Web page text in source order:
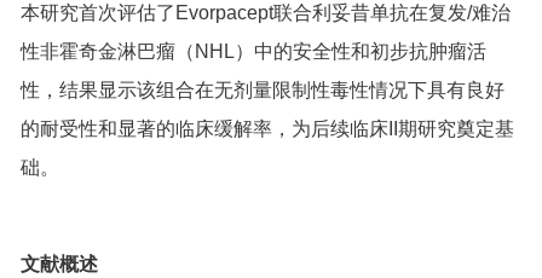
本研究首次评估了Evorpacept联合利妥昔单抗在复发/难治
性非霍奇金淋巴瘤（NHL）中的安全性和初步抗肿瘤活
性，结果显示该组合在无剂量限制性毒性情况下具有良好
的耐受性和显著的临床缓解率，为后续临床II期研究奠定基
础。
文献概述